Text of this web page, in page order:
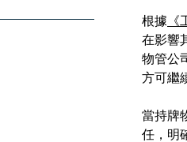
根據
在影響
物管公
方可繼
當持牌
任，明